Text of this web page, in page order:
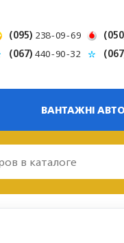
(095) 238-09-69
(067)440-90-32
ВАНТАЖНІ